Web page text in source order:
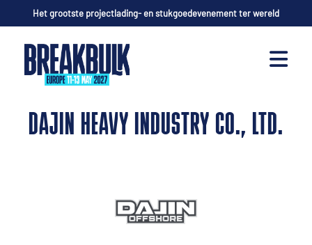
Het grootste projectlading- en stukgoedevenement ter wereld
DAJIN HEAVY INDUSTRY CO., LTD.